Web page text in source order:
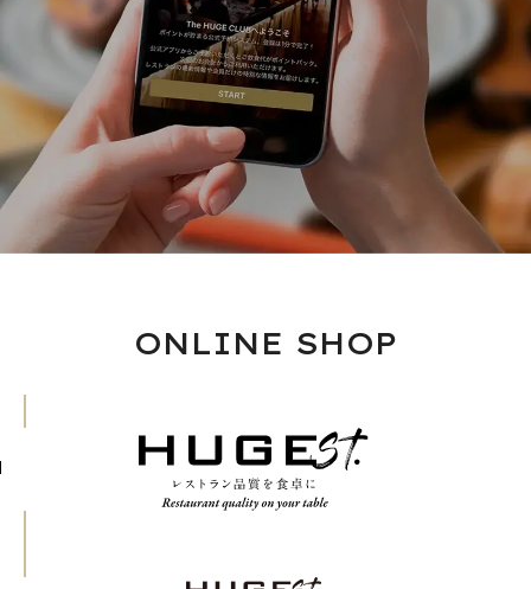
ONLINE SHOP